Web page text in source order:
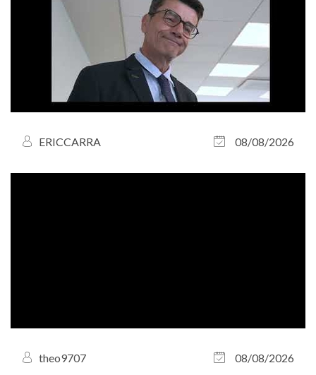
ERICCARRA 08/08/2026
theo9707
08/08/2026